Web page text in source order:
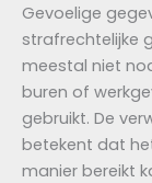
Gevoelige
strafrechtelijke
meestal niet
buren of
gebruikt. De
betekent dat
manier bereikt